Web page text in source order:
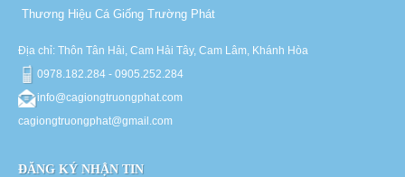
Thương Hiệu Cá Giống Trường Phát
Địa chỉ: Thôn Tân Hải, Cam Hải Tây, Cam Lâm, Khánh Hòa
0978.182.284 - 0905.252.284
info@cagiongtruongphat.com
cagiongtruongphat@gmail.com
ĐĂNG KÝ NHẬN TIN